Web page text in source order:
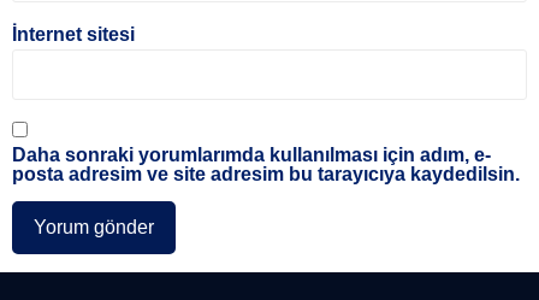
İnternet sitesi
Daha sonraki yorumlarımda kullanılması için adım, e-
posta adresim ve site adresim bu tarayıcıya kaydedilsin.